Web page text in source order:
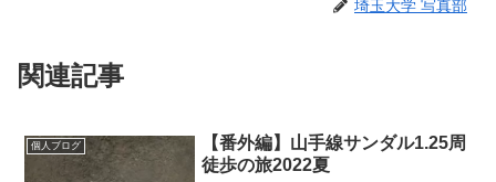
埼玉大学 写真部
関連記事
個人ブログ
【番外編】山手線サンダル1.25周
徒歩の旅2022夏